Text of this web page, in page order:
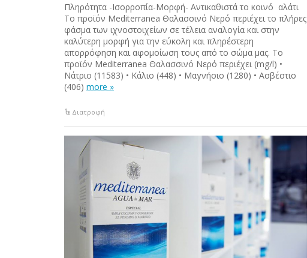
Πληρότητα -Ισορροπία-Μορφή- Αντικαθιστά το κοινό αλάτι
Το προϊόν Mediterranea Θαλασσινό Νερό περιέχει το πλήρες
φάσμα των ιχνοστοιχείων σε τέλεια αναλογία και στην
καλύτερη μορφή για την εύκολη και πληρέστερη
απορρόφηση και αφομοίωση τους από το σώμα μας. Το
προϊόν Mediterranea Θαλασσινό Νερό περιέχει (mg/l) •
Nάτριο (11583) • Κάλιο (448) • Μαγνήσιο (1280) • Ασβέστιο
(406) more »
Διατροφή